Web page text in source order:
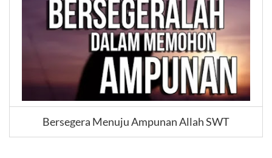
Bersegera Menuju Ampunan Allah SWT